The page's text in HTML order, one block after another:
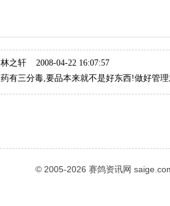
林之轩 2008-04-22 16:07:57
药有三分毒,要品本来就不是好东西!做好管
© 2005-2026 赛鸽资讯网